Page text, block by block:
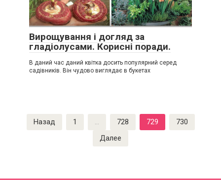
Вирощування і догляд за
гладіолусами. Корисні поради.
В даний час даний квітка досить популярний серед
садівників. Він чудово виглядає в букетах
Пагинация
записей
Назад 1 … 728 729
730
Далее